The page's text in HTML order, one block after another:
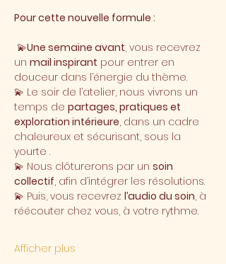
Pour cette nouvelle formule :
💫Une semaine avant, vous recevrez
un mail inspirant pour entrer en
douceur dans l’énergie du thème.
💫 Le soir de l’atelier, nous vivrons un
temps de partages, pratiques et
exploration intérieure, dans un cadre
chaleureux et sécurisant, sous la
yourte .
💫 Nous clôturerons par un soin
collectif, afin d’intégrer les résolutions.
💫 Puis, vous recevrez l’audio du soin, à
réécouter chez vous, à votre rythme.
Afficher plus